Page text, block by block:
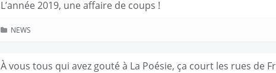
L’année 2019, une affaire de coups !
NEWS
À vous tous qui avez gouté à La Poésie, ça court les rues de